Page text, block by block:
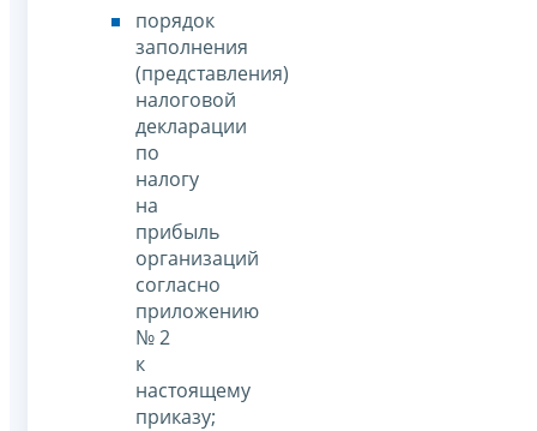
порядок
заполнения
(представления)
налоговой
декларации
по
налогу
на
прибыль
организаций
согласно
приложению
№ 2
к
настоящему
приказу;